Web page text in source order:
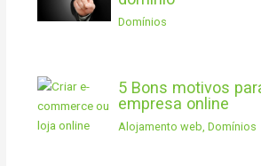
Domínios
5 Bons motivos
empresa online
Alojamento web Domínios